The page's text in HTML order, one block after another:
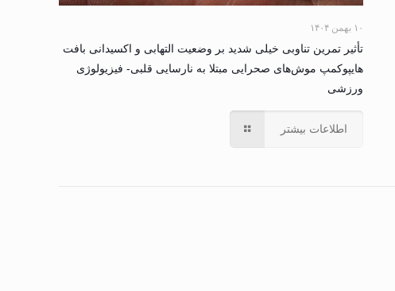
۱۰ بهمن ۱۴۰۴
تأثیر تمرین تناوبی خیلی شدید بر وضعیت التهابی و اکسیدانی بافت
هایپوکمپ موش‌های صحرایی مبتلا به نارسایی قلبی- فیزیولوژی
ورزشی
اطلاعات بیشتر